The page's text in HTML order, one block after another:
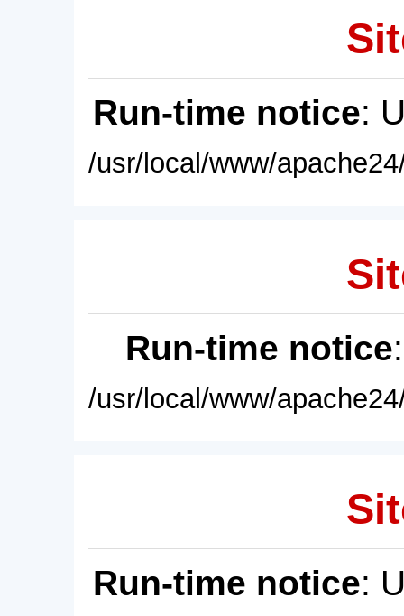
Run-time notice:
/usr/local/www/
Run-time notice
/usr/local/www/
Run-time notice: